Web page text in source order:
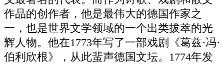
作品的创作者，他是最伟大的德国作家之
一，也是世界文学领域的一个出类拔萃的光
辉人物。他在1773年写了一部戏剧《葛兹·冯·
伯利欣根》，从此蜚声德国文坛。1774年发